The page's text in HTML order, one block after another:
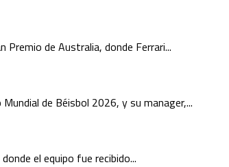
de Australia, donde Ferrari...
de Béisbol 2026, y su manager,...
el equipo fue recibido...